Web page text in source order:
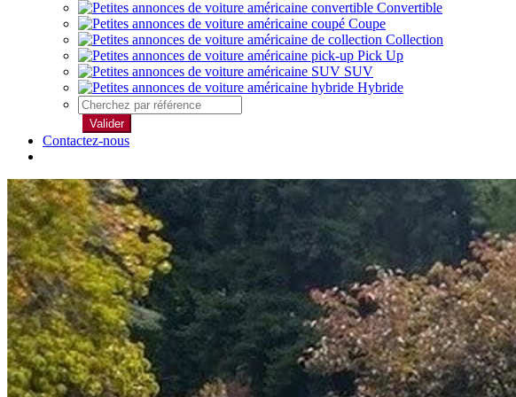
Convertible
Coupe
Collection
Pick Up
SUV
Hybride
Valider
Contactez-nous